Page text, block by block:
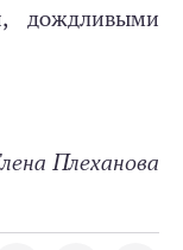
дождливыми
Плеханова